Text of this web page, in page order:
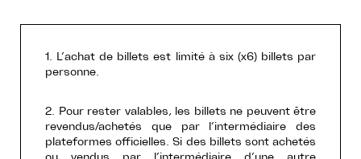
1. L’achat de billets est limité à six (x6) billets par
personne.
2. Pour rester valables, les billets ne peuvent être
revendus/achetés que par l’intermédiaire des
plateformes officielles. Si des billets sont achetés